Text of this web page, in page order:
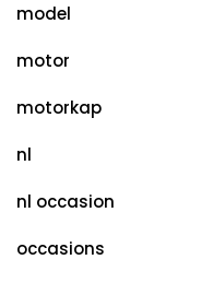
model
motor
motorkap
nl
nl occasion
occasions